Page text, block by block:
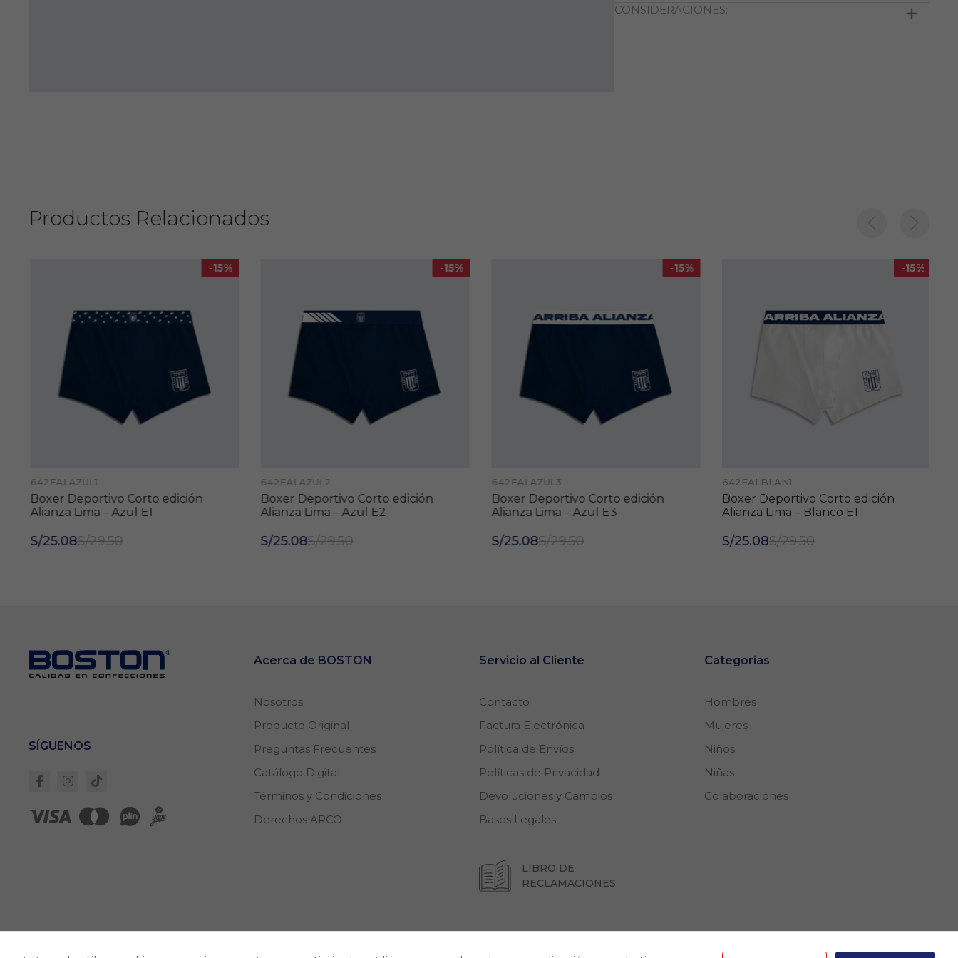
CONSIDERACIONES:
Productos Relacionados
-15%
642EALAZUL1
Boxer Deportivo Corto edición
Alianza Lima – Azul E1
S/25.08S/29.50
-15%
642EALAZUL2
Boxer Deportivo Corto edición
Alianza Lima – Azul E2
S/25.08S/29.50
-15%
642EALAZUL3
Boxer Deportivo Corto edición
Alianza Lima – Azul E3
S/25.08S/29.50
-15%
642EALBLAN1
Boxer Deportivo Corto edición
Alianza Lima – Blanco E1
S/25.08S/29.50
SÍGUENOS
Acerca de BOSTON
Nosotros
Producto Original
Preguntas Frecuentes
Catálogo Digital
Términos y Condiciones
Derechos ARCO
Servicio al Cliente
Contacto
Factura Electrónica
Política de Envíos
Políticas de Privacidad
Devoluciones y Cambios
Bases Legales
LIBRO DE
RECLAMACIONES
Categorias
Hombres
Mujeres
Niños
Niñas
Colaboraciones
Necesarias
importantes para
se ejecute con
con ellas,
lamentablemente
deberás dejar de